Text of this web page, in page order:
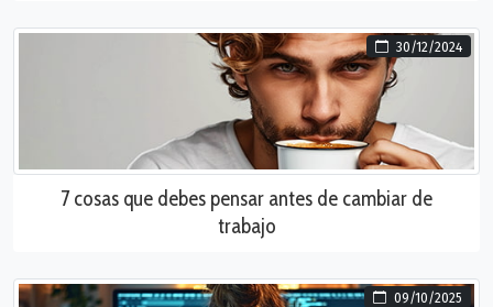
30/12/2024
7 cosas que debes pensar antes de cambiar de
trabajo
09/10/2025